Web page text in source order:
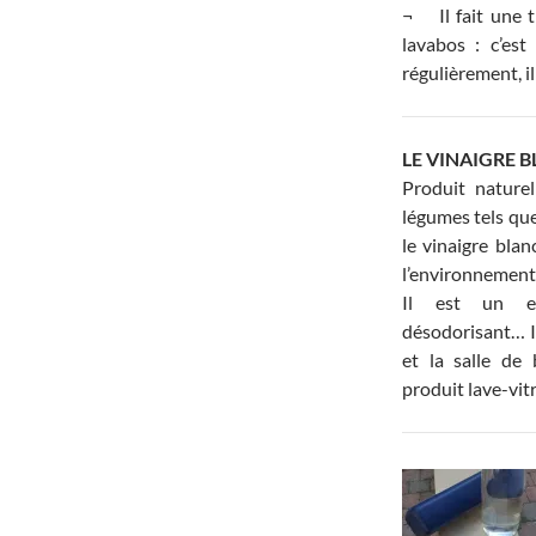
¬ Il fait une
lavabos :
régulièrement,
LE VINAIGRE
Produit
légumes tels
le vinaigre
Il est un
désodorisant…
et la salle de
produit lave-